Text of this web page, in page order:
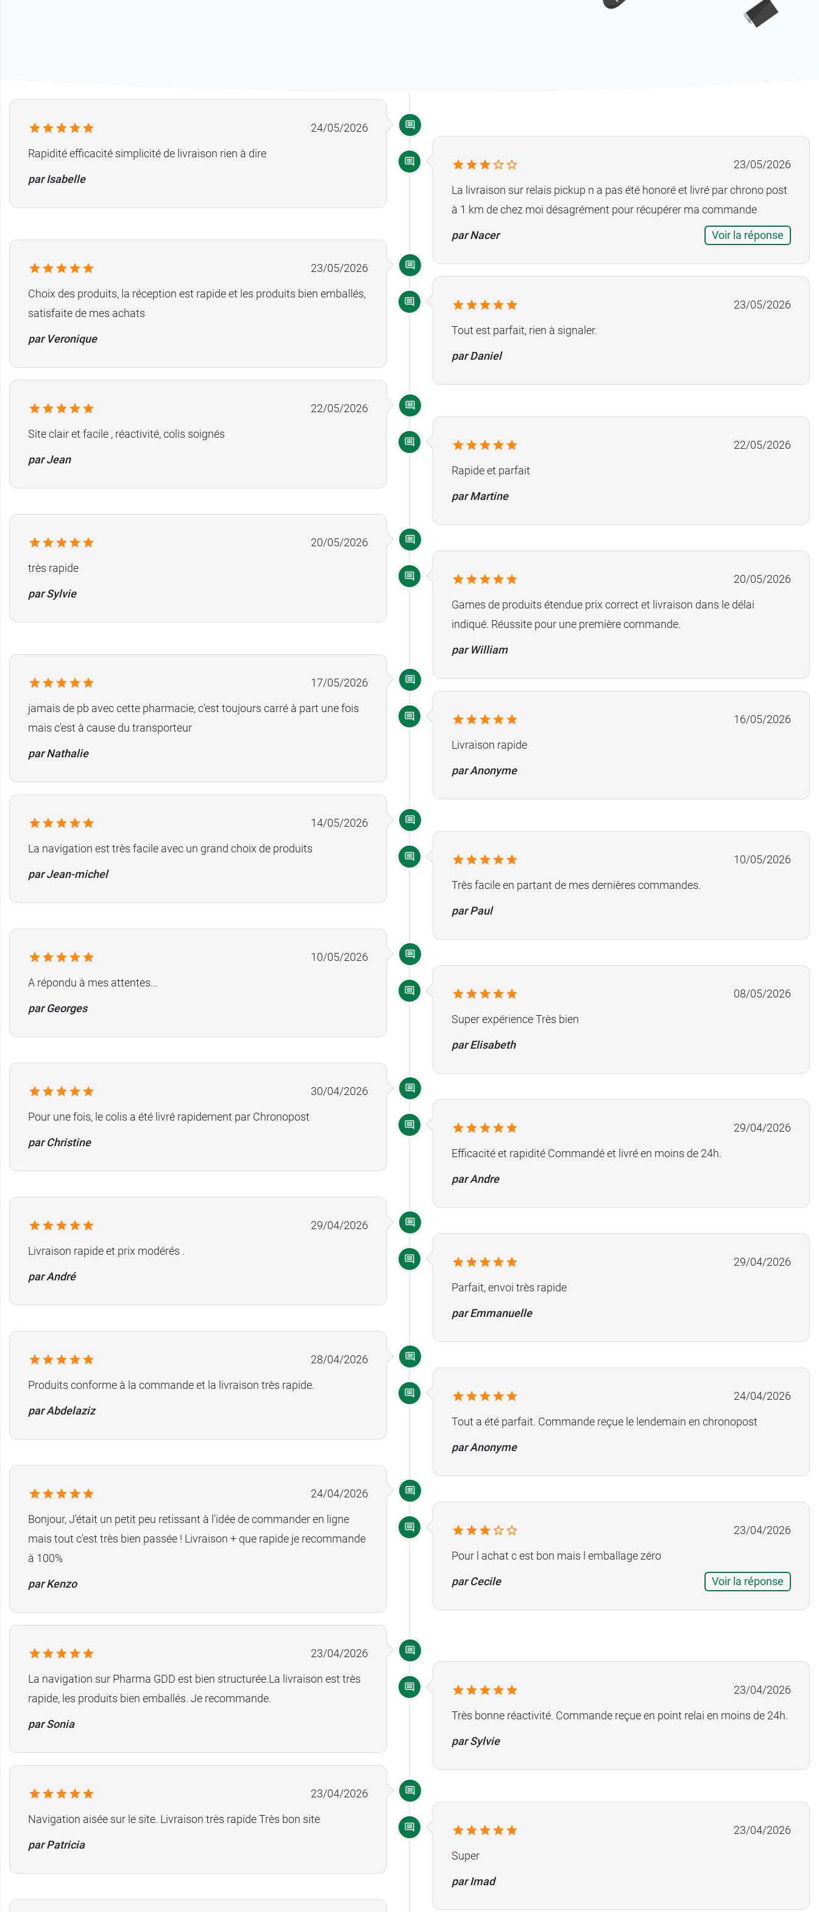
24/05/2026
Rapidité efficacité simplicité de livraison rien à dire
par Isabelle
23/05/2026
La livraison sur relais pickup n a pas été honoré et livré par chrono post
à 1 km de chez moi désagrément pour récupérer ma commande
par Nacer
Voir la réponse
Notre service client vous répond :
Bonjour,
proche lorsque le point Pickup initial est saturé ou exceptionnellement
23/05/2026
Choix des produits, la réception est rapide et les produits bien emballés,
satisfaite de mes achats
par Veronique
23/05/2026
Tout est parfait, rien à signaler.
par Daniel
22/05/2026
Site clair et facile , réactivité, colis soignés
par Jean
22/05/2026
Rapide et parfait
par Martine
20/05/2026
très rapide
par Sylvie
20/05/2026
Games de produits étendue prix correct et livraison dans le délai
indiqué. Réussite pour une première commande.
par William
17/05/2026
jamais de pb avec cette pharmacie, c'est toujours carré à part une fois
mais c'est à cause du transporteur
par Nathalie
16/05/2026
Livraison rapide
par Anonyme
14/05/2026
La navigation est très facile avec un grand choix de produits
par Jean-michel
10/05/2026
Très facile en partant de mes dernières commandes.
par Paul
10/05/2026
A répondu à mes attentes...
par Georges
08/05/2026
Super expérience Très bien
par Elisabeth
30/04/2026
Pour une fois, le colis a été livré rapidement par Chronopost
par Christine
29/04/2026
Efficacité et rapidité Commandé et livré en moins de 24h.
par Andre
29/04/2026
Livraison rapide et prix modérés .
par André
29/04/2026
Parfait, envoi très rapide
par Emmanuelle
28/04/2026
Produits conforme à la commande et la livraison très rapide.
par Abdelaziz
24/04/2026
Tout a été parfait. Commande reçue le lendemain en chronopost
par Anonyme
24/04/2026
Bonjour, J'était un petit peu retissant à l'idée de commander en ligne
mais tout c'est très bien passée ! Livraison + que rapide je recommande
à 100%
par Kenzo
23/04/2026
Pour l achat c est bon mais l emballage zéro
par Cecile
Voir la réponse
fois ultra-sécurisé et économiquement viable pour nos clients.
Nous travaillons activement à renforcer le calage de ces colis
transport.
Cordialement,
23/04/2026
La navigation sur Pharma GDD est bien structurée.La livraison est très
rapide, les produits bien emballés. Je recommande.
par Sonia
23/04/2026
Très bonne réactivité. Commande reçue en point relai en moins de 24h.
par Sylvie
23/04/2026
Navigation aisée sur le site. Livraison très rapide Très bon site
par Patricia
23/04/2026
Super
par Imad